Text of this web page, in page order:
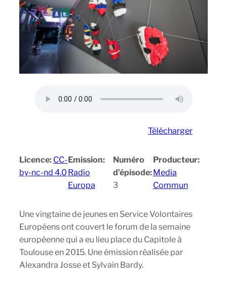
Télécharger
Licence: CC-
by-nc-nd 4.0
Emission:
Radio
Europa
Numéro
d’épisode:
3
Producteur:
Media
Commun
Une vingtaine de jeunes en Service Volontaires
Européens ont couvert le forum de la semaine
européenne qui a eu lieu place du Capitole à
Toulouse en 2015. Une émission réalisée par
Alexandra Josse et Sylvain Bardy.